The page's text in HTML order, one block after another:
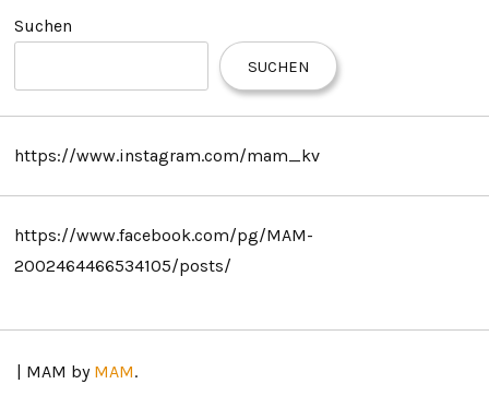
Suchen
SUCHEN
https://www.instagram.com/mam_kv
https://www.facebook.com/pg/MAM-
2002464466534105/posts/
| MAM by MAM.